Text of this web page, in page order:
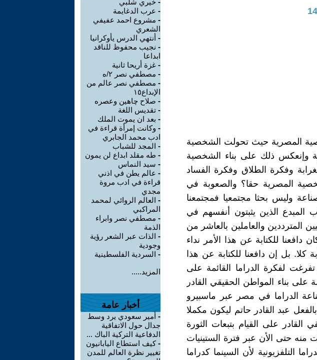
المصرية حيث تحولت الشخصية
وإنعكس ذلك على بناء الشخصية
وفكرة الطلاق وفكرة الفساد
المصرية حقا؟ والصعوبة في
وليس بحثا مجتمعيا فمجتمعنا
المبدع الذين يثبتون أنفسهم في
المترددين والعاملين بالعاشر من
للكتابة عن هذا الأمر نداء
بل إن دافعنا للكتابة عن هذا
لفكرة الدراما القائمة على
على بناء المواطن الحقيقي القادر
الدراما في مصر عبر ماسبيرو
عبد القادر حاتم ليكون مكملا
القادر على القيام بتبعات الثورة
منه حتى الأن عبر فترة الستينيات
التلفزيونية لأن السينما كدراما
- خيري شلبي
- عرب الدغايمة
- مشروع احمد عفيفي
الشعري
- أنتهي الدرس يأوكرانيا
- نجيب محفوظ للناقد
ابداعا
- غزة أريحا ثانية
- مصطفي نصر ٢/ه
- مصطفي نصر عالم من
الإبداع١٥
- صلاح چاهين وعصره
- تقديس اللغة
- بعد ان يموت الملك
- وكانت إمرأة قراءة في
ادب محمد الجابري
- المجد للشباب
- طه مقلد ابداع لن يمون
- سيد النماس
- عالم يطن في اذني
قراءة في ادب مروة
مجدي
- العالم الروائي لمحمد
المراكبي
- مصطفي نصر وابراء
الذمة
- الذات عبر الشعر رؤية
وجودية
- السردية الفلسطينية
المزيد.....
أخبار عامة
- أمير سعودي يرد وسط
جدال حول الاتفاقية
الدفاعية التركية الباك ...
-كيف استطاع اليابانيون
تغيير نظرة العالم للمدن